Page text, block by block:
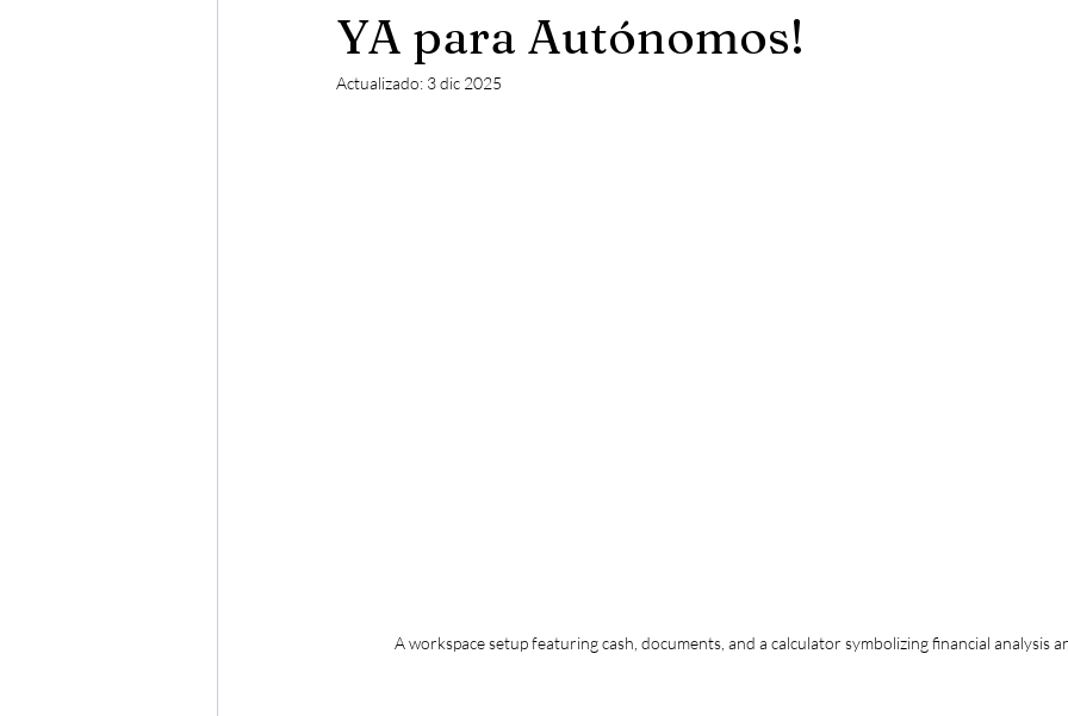
YA para Autónomos!
Actualizado: 3 dic 2025
A workspace setup featuring cash, documents, and a calculator symbolizing financial analysis